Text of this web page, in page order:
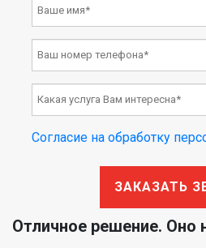
Согласие на обработку
ЗАКАЗАТЬ
Отличное решение. Оно